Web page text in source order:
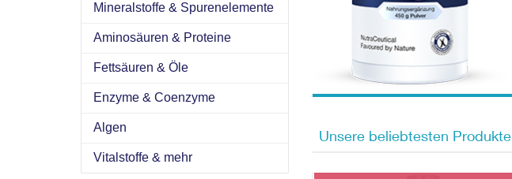
Unsere beliebtesten Produkte
Mineralstoffe & Spurenelemente
Aminosäuren & Proteine
Fettsäuren & Öle
Enzyme & Coenzyme
Algen
Vitalstoffe & mehr